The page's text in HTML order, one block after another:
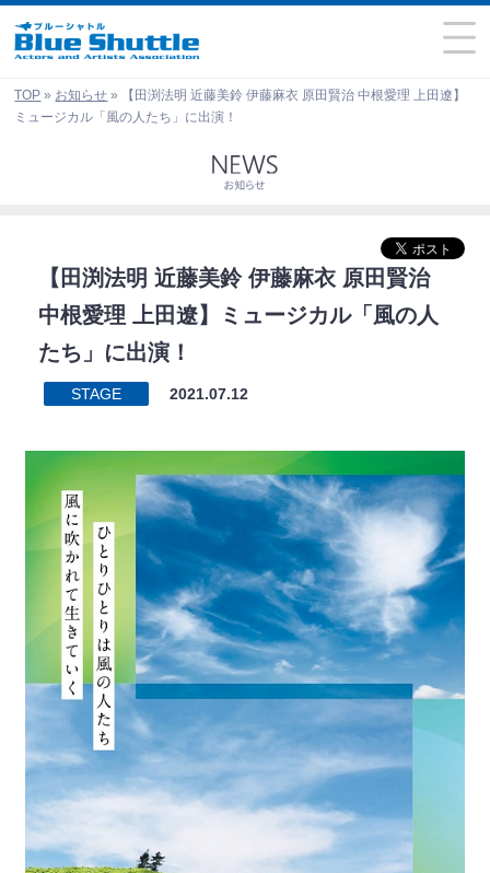
TOP » お知らせ »
【田渕法明 近藤美鈴 伊藤麻衣 原田賢治 中根愛理 上田遼】
ミュージカル「風の人たち」に出演！
【田渕法明 近藤美鈴 伊藤麻衣 原田賢治
中根愛理 上田遼】ミュージカル「風の人
たち」に出演！
STAGE 2021.07.12